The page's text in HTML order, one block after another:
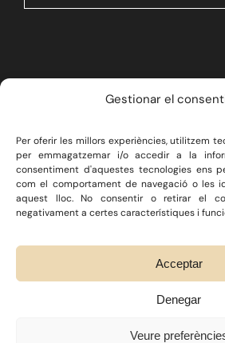
Gestionar el
Per oferir les millors experiències, utilitzem
per emmagatzemar i/o accedir a la
consentiment d'aquestes tecnologies ens
com el comportament de navegació o les
aquest lloc. No consentir o retirar el
negativament a certes característiques i
Acceptar
Denegar
Veure
LA FIRMA
SERVEIS
DRET
CONSULTORIA ECONÒMICA
Linkedin
© COPYRIGHT 2026 RAMIÓ ADVOCATS /